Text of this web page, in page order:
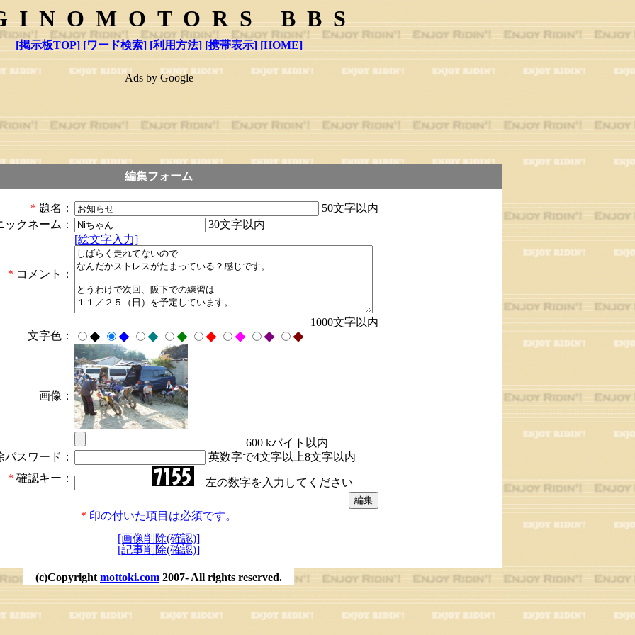
BBS
[掲示板TOP] [ワード検索] [利用方法] [携帯表示] [HOME]
Ads by Google
編集フォーム
* 題名：
50文字以内
ックネーム：
30文字以内
* コメント：
[絵文字入力]
1000文字以内
文字色：
◆ ◆ ◆ ◆ ◆ ◆ ◆ ◆
画像：
600 kバイト以内
スワード：
英数字で4文字以上8文字以内
* 確認キー： 左の数字を入力してください
* 印の付いた項目は必須です。
[画像削除(確認)]
[記事削除(確認)]
(c)Copyright mottoki.com 2007- All rights reserved.